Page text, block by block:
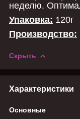
неделю.
Упаковка: 120г
Производство:
Скрыть
Характеристики
Основные